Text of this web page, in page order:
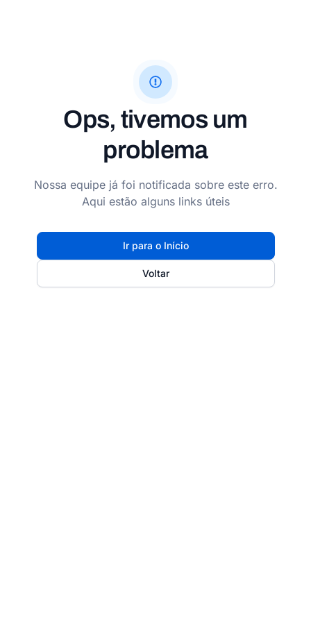
Ops, tivemos um
problema
Nossa equipe já foi notificada sobre este erro.
Aqui estão alguns links úteis
Ir para o Início
Voltar